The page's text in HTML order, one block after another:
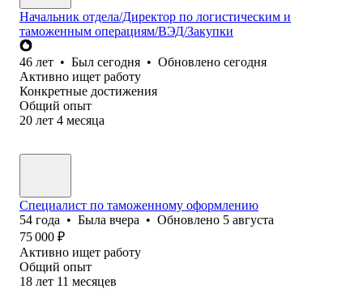
Начальник отдела/Директор по логистическим и
таможенным операциям/ВЭД/Закупки
46 лет • Был сегодня • Обновлено сегодня
Активно ищет работу
Конкретные достижения
Общий опыт
20 лет 4 месяца
Специалист по таможенному оформлению
54 года • Была вчера • Обновлено 5 августа
75 000 ₽
Активно ищет работу
Общий опыт
18 лет 11 месяцев